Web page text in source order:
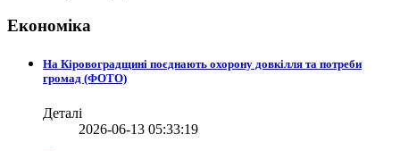
Економіка
На Кіровоградщині поєднають охорону довкілля та потреби
громад (ФОТО)
Деталі
2026-06-13 05:33:19